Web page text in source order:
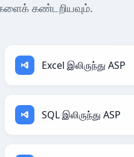
கண்டறியவும்.
Excel இலிருந்து ASP
SQL இலிருந்து ASP